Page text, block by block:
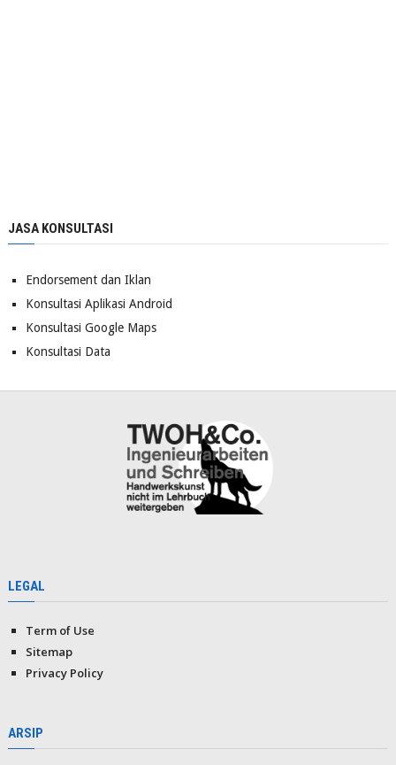
JASA KONSULTASI
Endorsement dan Iklan
Konsultasi Aplikasi Android
Konsultasi Google Maps
Konsultasi Data
LEGAL
Term of Use
Sitemap
Privacy Policy
ARSIP